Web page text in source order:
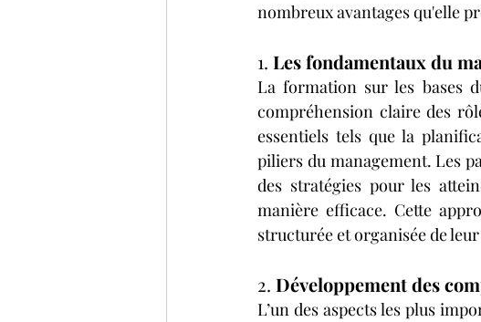
nombreux avantages qu'elle
1. Les fondamentaux du
La formation sur les bases
compréhension claire des
essentiels tels que la
piliers du management. Les
des stratégies pour les
manière efficace. Cette
structurée et organisée de
2. Développement des
L’un des aspects les plus